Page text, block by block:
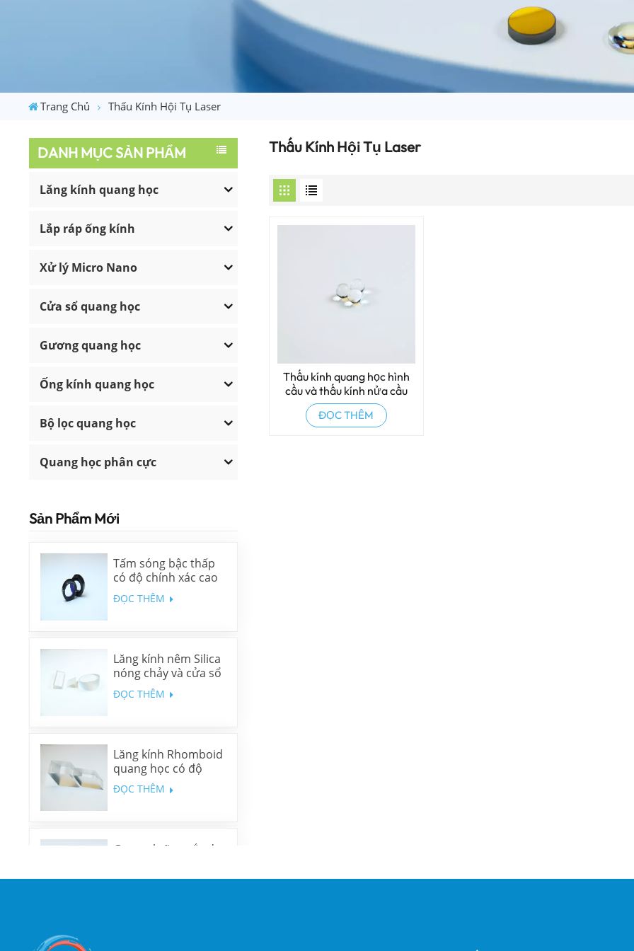
Trang Chủ Thấu Kính Hội Tụ Laser
DANH MỤC SẢN PHẨM
Lăng kính quang học
Lắp ráp ống kính
Xử lý Micro Nano
Cửa sổ quang học
Gương quang học
Ống kính quang học
Bộ lọc quang học
Quang học phân cực
Sản Phẩm Mới
Tấm sóng bậc thấp
có độ chính xác cao
ĐỌC THÊM
Lăng kính nêm Silica
nóng chảy và cửa sổ
nêm N-BK7
ĐỌC THÊM
Lăng kính Rhomboid
quang học có độ
chính xác cao
ĐỌC THÊM
Gương lưỡng sắc đa
Thấu Kính Hội Tụ Laser
Thấu kính quang học hình
cầu và thấu kính nửa cầu
ĐỌC THÊM